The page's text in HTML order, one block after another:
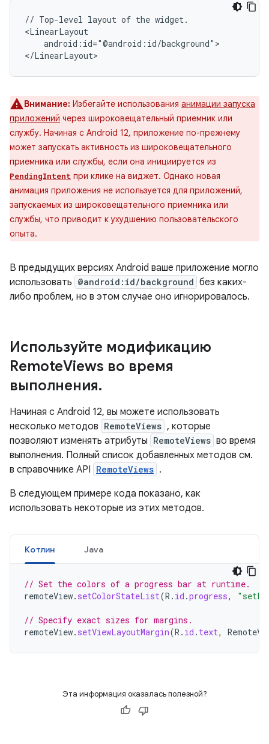
// Top-level layout of the widget.
android:id="@android:id/background">
Внимание: Избегайте использования анимации запуска
приложений через широковещательный приемник или
службу. Начиная с Android 12, приложение по-прежнему
может запускать активность из широковещательного
приемника или службы, если она инициируется из
PendingIntent при клике на виджет. Однако новая
анимация приложения не используется для приложений,
запускаемых из широковещательного приемника или
службы, что приводит к ухудшению пользовательского
опыта.
В предыдущих версиях Android ваше приложение могло
использовать @android:id/background без каких-
либо проблем, но в этом случае оно игнорировалось.
Используйте модификацию
RemoteViews во время
выполнения.
Начиная с Android 12, вы можете использовать
несколько методов RemoteViews , которые
позволяют изменять атрибуты RemoteViews во время
выполнения. Полный список добавленных методов см.
в справочнике API RemoteViews .
В следующем примере кода показано, как
использовать некоторые из этих методов.
Котлин Java
// Set the colors of a progress bar at runtime.
remoteView. setColorStateList(R . id .progress,
// Specify exact sizes for margins.
remoteView. setViewLayoutMargin(R . id . text,
Эта информация оказалась полезной?